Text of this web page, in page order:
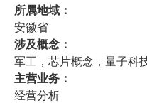
所属地域：
安徽省
涉及概念：
军工，芯片概念，量子科
主营业务：
经营分析